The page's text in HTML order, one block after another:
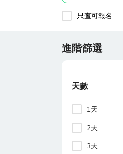
只查可報名
進階篩選
天數
1天
2天
3天